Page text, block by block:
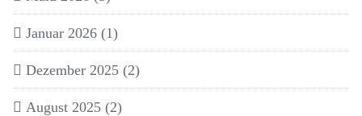
Januar 2026 (1)
Dezember 2025 (2)
August 2025 (2)